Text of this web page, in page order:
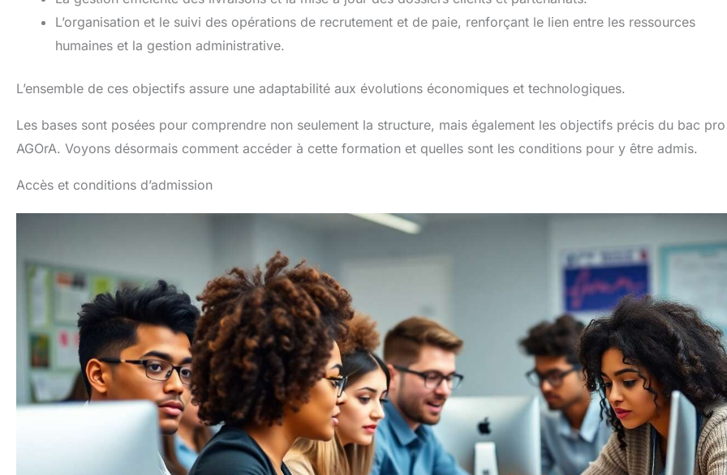
L’organisation et le suivi des opérations de recrutement et de paie, renforçant le lien entre les ressources
humaines et la gestion administrative.
L’ensemble de ces objectifs assure une adaptabilité aux évolutions économiques et technologiques.
Les bases sont posées pour comprendre non seulement la structure, mais également les objectifs précis du bac pro
AGOrA. Voyons désormais comment accéder à cette formation et quelles sont les conditions pour y être admis.
Accès et conditions d’admission